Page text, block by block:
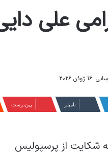
علی
2026
‫تامبلر ‫پین‌ترست
شکایت از پرسپولیس